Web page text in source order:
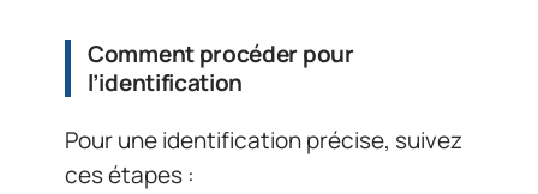
Comment procéder pour
l’identification
Pour une identification précise, suivez
ces étapes :